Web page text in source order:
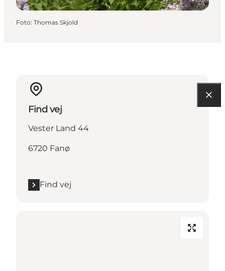
Foto: Thomas Skjold
Find vej
Vester Land 44
6720 Fanø
Find vej